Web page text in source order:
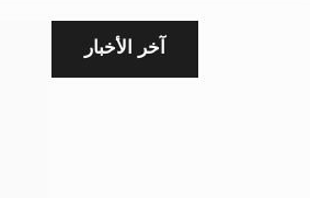
آخر الأخبار